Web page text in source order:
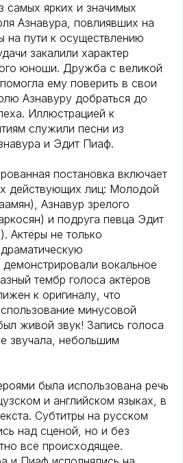
самых ярких и значимых
Азнавура, повлиявших на
на пути к осуществлению
закалили характер
юноши. Дружба с великой
ему поверить в свои
Азнавуру добраться до
Иллюстрацией к
служили песни из
и Эдит Пиаф.
постановка включает
действующих лиц: Молодой
Азнавур зрелого
и подруга певца Эдит
Актёры не только
вокальное
тембр голоса актёров
к оригиналу, что
минусовой
живой звук! Запись голоса
звучала, небольшим
была использована речь
и английском языках, в
Субтитры на русском
над сценой, но и без
всё происходящее.